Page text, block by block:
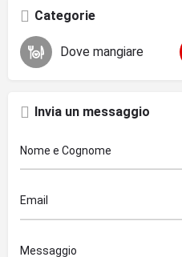
Categorie
Dove mangiare
Invia un messaggio